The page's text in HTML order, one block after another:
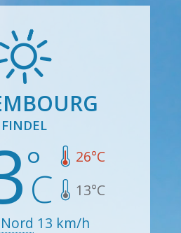
FINDEL
26°C
13°C
Nord 13 km/h